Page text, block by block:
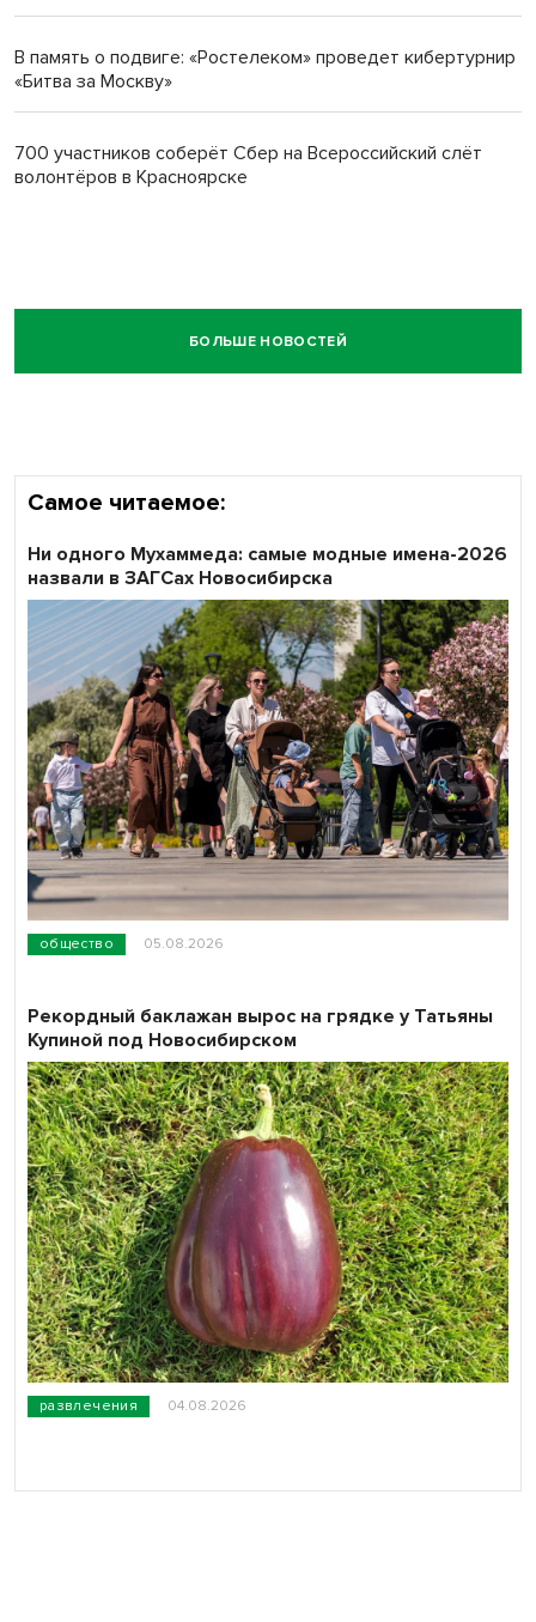
В память о подвиге: «Ростелеком» проведет кибертурнир
«Битва за Москву»
700 участников соберёт Сбер на Всероссийский слёт
волонтёров в Красноярске
БОЛЬШЕ НОВОСТЕЙ
Самое читаемое:
общество 05.08.2026
Ни одного Мухаммеда: самые модные имена-2026
назвали в ЗАГСах Новосибирска
развлечения 04.08.2026
Рекордный баклажан вырос на грядке у Татьяны
Купиной под Новосибирском